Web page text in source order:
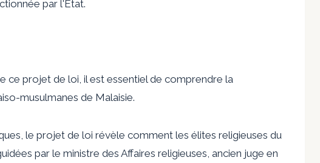
par l'État.
ce projet de loi, il est essentiel de comprendre la
musulmanes de Malaisie.
le projet de loi révèle comment les élites religieuses du
par le ministre des Affaires religieuses, ancien juge en